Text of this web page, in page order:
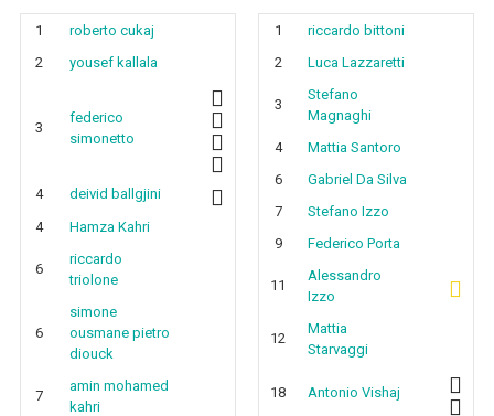
1
roberto cukaj
2
yousef kallala
3
federico
simonetto
4
deivid ballgjini
4
Hamza Kahri
6
riccardo
triolone
6
simone
ousmane pietro
diouck
7
amin mohamed
kahri
1
riccardo bittoni
2
Luca Lazzaretti
3
Stefano
Magnaghi
4
Mattia Santoro
6
Gabriel Da Silva
7
Stefano Izzo
9
Federico Porta
11
Alessandro
Izzo
12
Mattia
Starvaggi
18 Antonio Vishaj